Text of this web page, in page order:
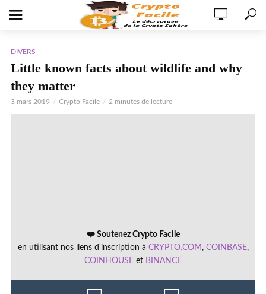
DIVERS
Little known facts about wildlife and why
they matter
3 mars 2019 Crypto Facile 2 minutes de lecture
❤️ Soutenez Crypto Facile
en utilisant nos liens d'inscription à CRYPTO.COM, COINBASE,
COINHOUSE et BINANCE